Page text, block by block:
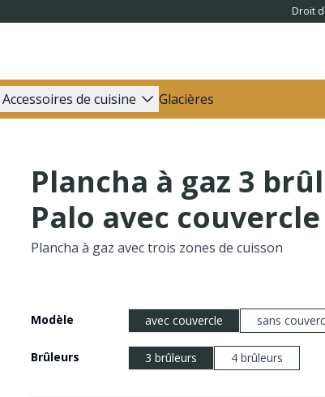
Droit
Accessoires de cuisine Glacières
Plancha à gaz 3
Palo avec couvercle
Plancha à gaz avec trois zones de cuisson
Modèle avec couvercle sans
Brûleurs 3 brûleurs 4 brûleurs